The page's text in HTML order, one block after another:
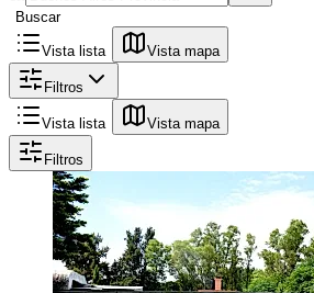
Buscar
Vista lista Vista mapa
Filtros
Vista lista Vista mapa
Filtros